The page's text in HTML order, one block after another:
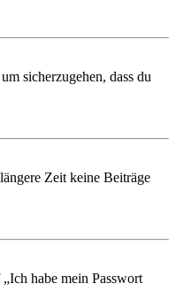
sicherzugehen, dass du
Zeit keine Beiträge
habe mein Passwort